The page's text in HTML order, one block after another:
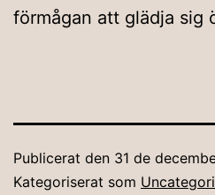
förmågan att glädja sig
Publicerat den 31 de
Kategoriserat som